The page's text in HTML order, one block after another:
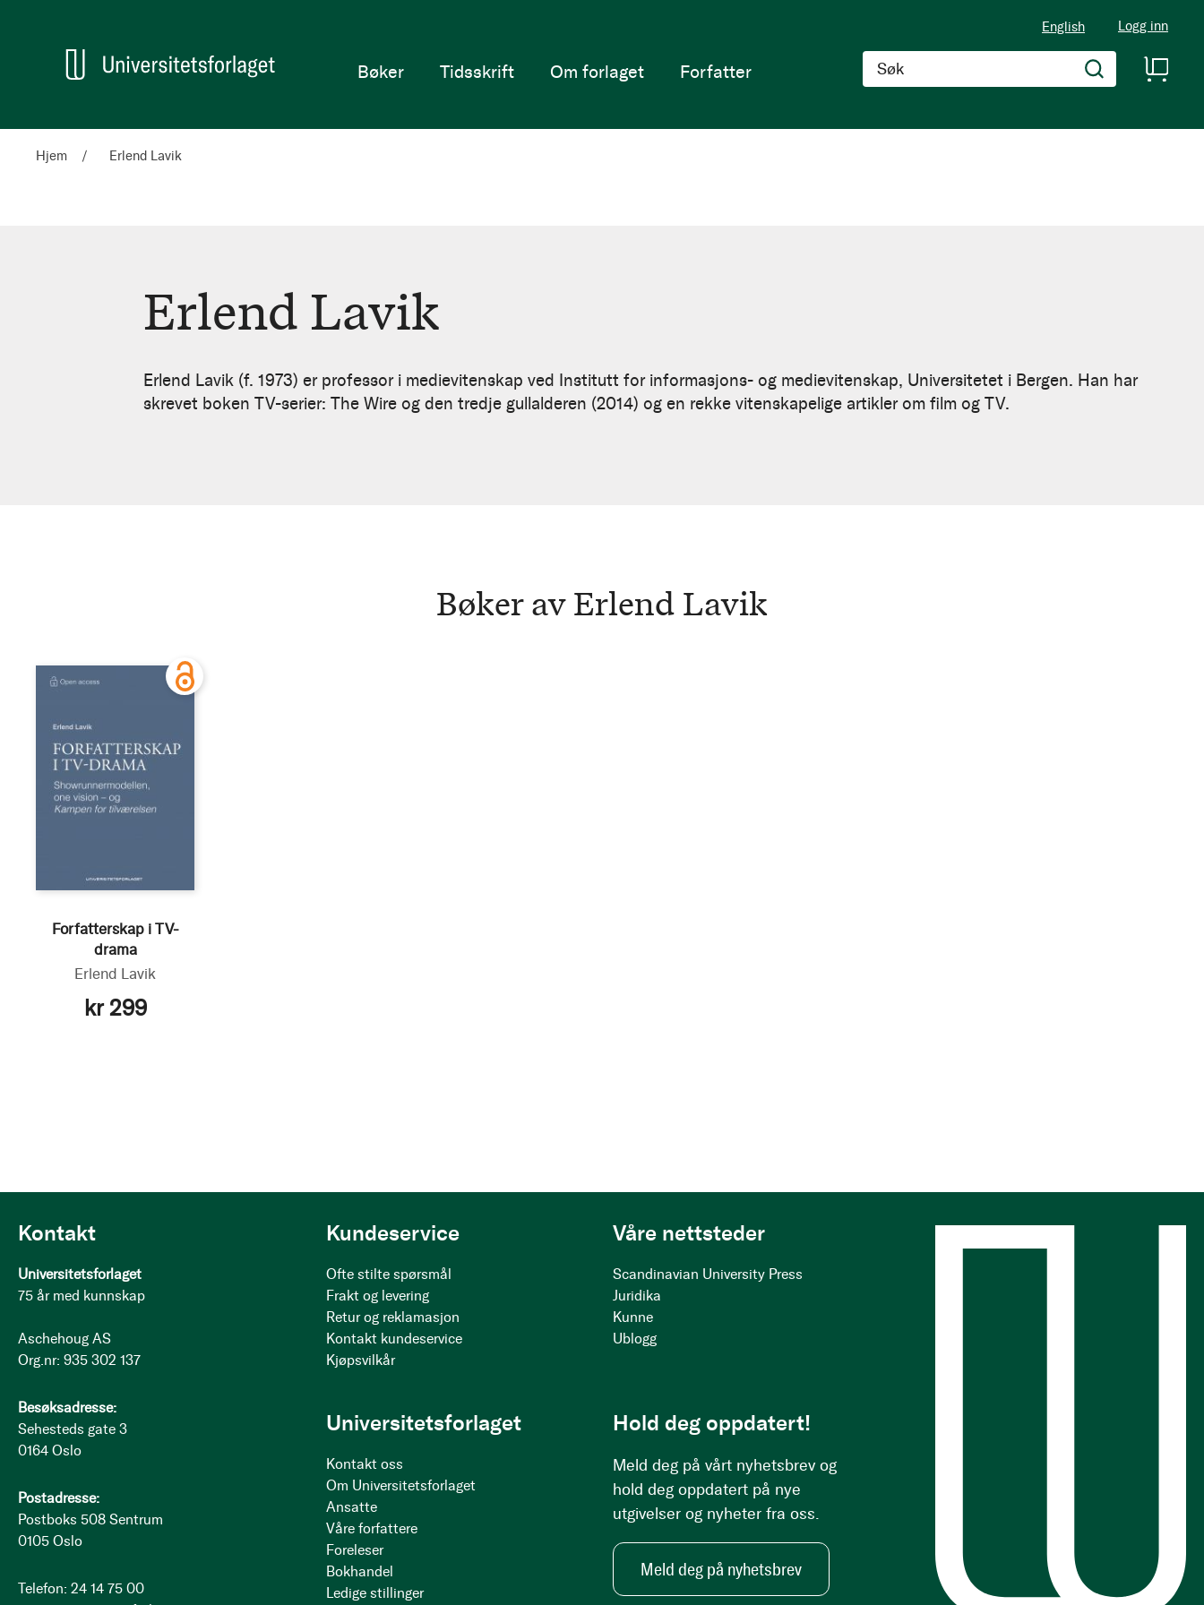
English Logg inn
Søk
Hjem
Bøker Tidsskrift Om forlaget Forfatter
Hjem Erlend Lavik
Erlend
Lavik
Erlend Lavik
Erlend Lavik (f. 1973) er professor i medievitenskap ved Institutt for informasjons- og medievitenskap, Universitetet i Bergen. Han har
skrevet boken TV-serier: The Wire og den tredje gullalderen (2014) og en rekke vitenskapelige artikler om film og TV.
Bøker av Erlend Lavik
Forfatterskap i TV-
drama
Erlend Lavik
kr 299
Kontakt
Universitetsforlaget
75 år med kunnskap
Aschehoug AS
Org.nr: 935 302 137
Besøksadresse:
Sehesteds gate 3
0164 Oslo
Postadresse:
Postboks 508 Sentrum
0105 Oslo
Telefon: 24 14 75 00
Kundeservice
Ofte stilte spørsmål
Frakt og levering
Retur og reklamasjon
Kontakt kundeservice
Kjøpsvilkår
Våre nettsteder
Scandinavian University Press
Juridika
Kunne
Ublogg
Universitetsforlaget
Kontakt oss
Om Universitetsforlaget
Ansatte
Våre forfattere
Foreleser
Bokhandel
Ledige stillinger
Hold deg oppdatert!
Meld deg på vårt nyhetsbrev og
hold deg oppdatert på nye
utgivelser og nyheter fra oss.
Meld deg på nyhetsbrev